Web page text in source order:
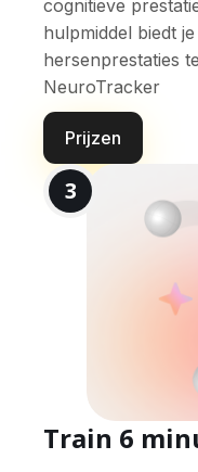
cognitieve
hulpmiddel biedt
hersenprestaties
NeuroTracker
Prijzen
3
Train 6